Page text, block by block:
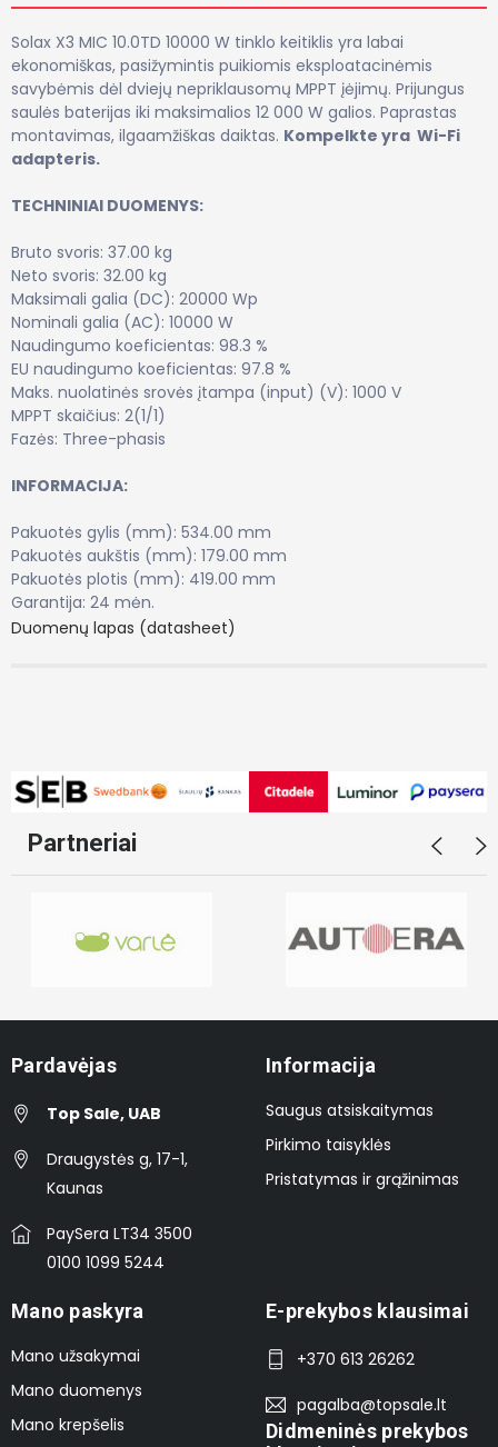
Solax X3 MIC 10.0TD 10000 W tinklo keitiklis yra labai
ekonomiškas, pasižymintis puikiomis eksploatacinėmis
savybėmis dėl dviejų nepriklausomų MPPT įėjimų. Prijungus
saulės baterijas iki maksimalios 12 000 W galios. Paprastas
montavimas, ilgaamžiškas daiktas. Kompelkte yra Wi-Fi
adapteris.
TECHNINIAI DUOMENYS:
Bruto svoris: 37.00 kg
Neto svoris: 32.00 kg
Maksimali galia (DC): 20000 Wp
Nominali galia (AC): 10000 W
Naudingumo koeficientas: 98.3 %
EU naudingumo koeficientas: 97.8 %
Maks. nuolatinės srovės įtampa (input) (V): 1000 V
MPPT skaičius: 2(1/1)
Fazės: Three-phasis
INFORMACIJA:
Pakuotės gylis (mm): 534.00 mm
Pakuotės aukštis (mm): 179.00 mm
Pakuotės plotis (mm): 419.00 mm
Garantija: 24 mėn.
Duomenų lapas (datasheet)
Partneriai
Pardavėjas
Top Sale, UAB
Draugystės g, 17-1,
Kaunas
PaySera LT34 3500
0100 1099 5244
Informacija
Saugus atsiskaitymas
Pirkimo taisyklės
Pristatymas ir grąžinimas
Mano paskyra
Mano užsakymai
Mano duomenys
Mano krepšelis
E-prekybos klausimai
+370 613 26262
pagalba@topsale.lt
Didmeninės prekybos